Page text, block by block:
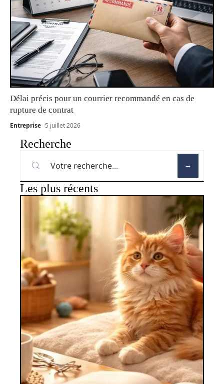
Délai précis pour un courrier recommandé en cas de
rupture de contrat
Entreprise 5 juillet 2026
Recherche
Les plus récents